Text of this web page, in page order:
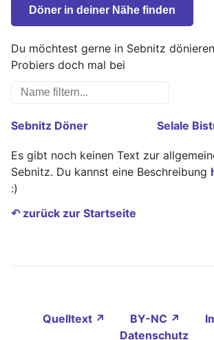
Döner in deiner Nähe finden
Du möchtest gerne in Sebnitz
Probiers doch mal bei
Sebnitz Döner Selale
Es gibt noch keinen Text zur
Sebnitz. Du kannst eine Beschreibung
:)
↶ zurück zur Startseite
Quelltext ↗ BY-NC ↗
Datenschutz